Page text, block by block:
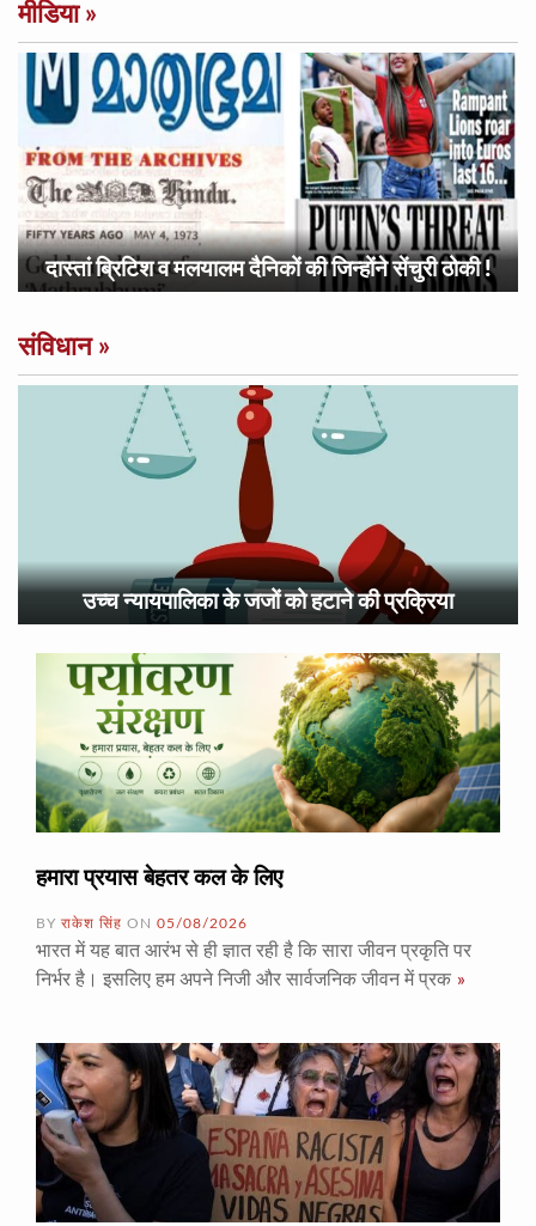
मीडिया »
दास्तां ब्रिटिश व मलयालम दैनिकों की जिन्होंने सेंचुरी ठोकी !
संविधान »
उच्च न्यायपालिका के जजों को हटाने की प्रक्रिया
हमारा प्रयास बेहतर कल के लिए
BY राकेश सिंह ON 05/08/2026
भारत में यह बात आरंभ से ही ज्ञात रही है कि सारा जीवन प्रकृति पर
निर्भर है। इसलिए हम अपने निजी और सार्वजनिक जीवन में प्रक »